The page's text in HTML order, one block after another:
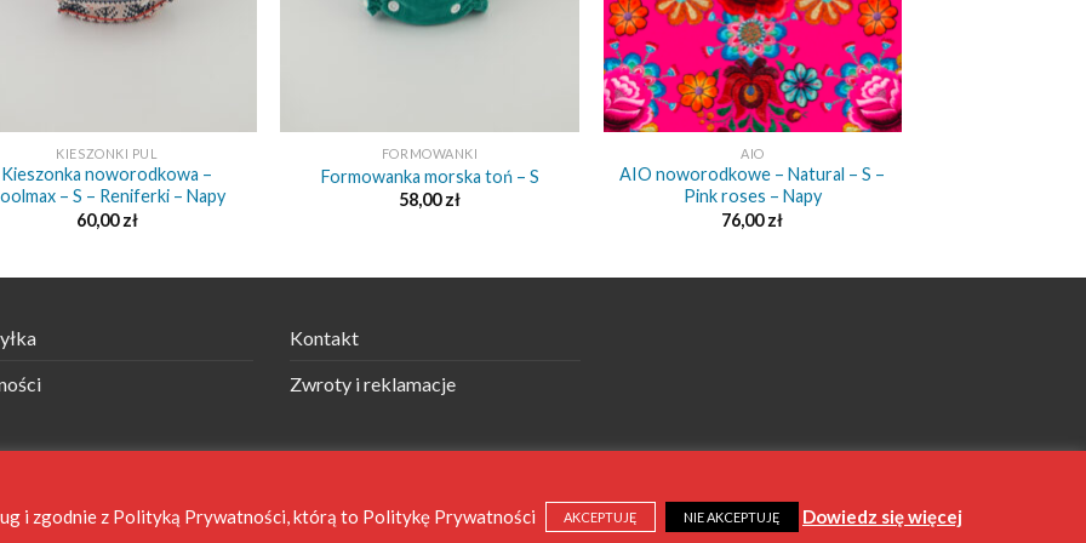
KIESZONKI PUL
Kieszonka noworodkowa –
– S – Reniferki – Napy
60,00zł
FORMOWANKI
Formowanka morska toń – S
58,00zł
+
AIO
AIO noworodkowe – Natural – S –
Pink roses – Napy
76,00zł
Kontakt
Zwroty i reklamacje
Telefon: +48 694 707 015 |
i zgodnie z Polityką Prywatności, którą to Politykę Prywatności AKCEPTUJĘ NIE AKCEPTUJĘ Dowiedz się więcej